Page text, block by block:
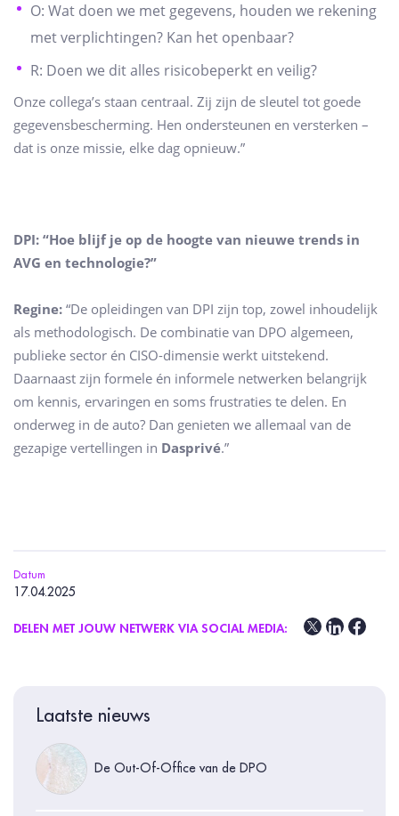
O: Wat doen we met gegevens, houden we rekening
met verplichtingen? Kan het openbaar?
R: Doen we dit alles risicobeperkt en veilig?
Onze collega’s staan centraal. Zij zijn de sleutel tot goede
gegevensbescherming. Hen ondersteunen en versterken –
dat is onze missie, elke dag opnieuw.”
DPI: “Hoe blijf je op de hoogte van nieuwe trends in
AVG en technologie?”
Regine: “De opleidingen van DPI zijn top, zowel inhoudelijk
als methodologisch. De combinatie van DPO algemeen,
publieke sector én CISO-dimensie werkt uitstekend.
Daarnaast zijn formele én informele netwerken belangrijk
om kennis, ervaringen en soms frustraties te delen. En
onderweg in de auto? Dan genieten we allemaal van de
gezapige vertellingen in Dasprivé.”
Datum
17.04.2025
DELEN MET JOUW NETWERK VIA SOCIAL MEDIA:
Laatste nieuws
De Out-Of-Office van de DPO